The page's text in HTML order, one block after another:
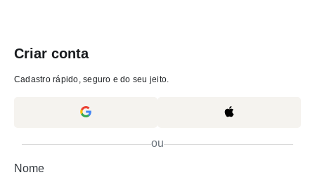
Criar conta
Cadastro rápido, seguro e do seu jeito.
ou
Nome